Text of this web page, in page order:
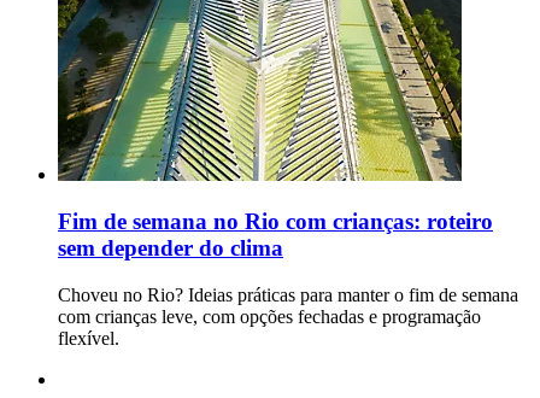
Fim de semana no Rio com crianças: roteiro
sem depender do clima
Choveu no Rio? Ideias práticas para manter o fim de semana
com crianças leve, com opções fechadas e programação
flexível.